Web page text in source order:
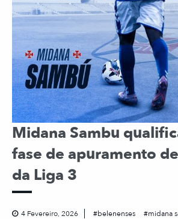
Midana Sambu
fase de apuramento
da Liga 3
4 Fevereiro, 2026 belenenses midana